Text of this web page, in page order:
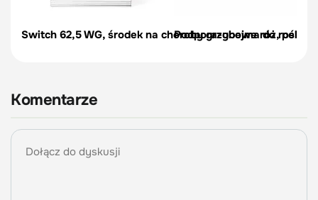
Switch 62,5 WG, środek na choroby grzybowe róż,
Podpora-obejma do roślin,
Komentarze